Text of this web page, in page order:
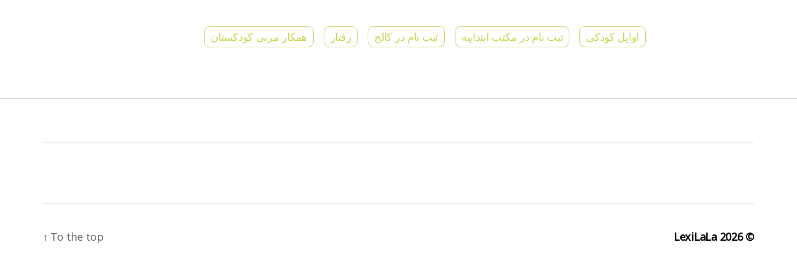
اوایل کودکی ثبت نام در مکتب ابتداییه ثبت نام در کالج رفتار همکار مربی کودکستان
© 2026
LexiLaLa
To the top
↑